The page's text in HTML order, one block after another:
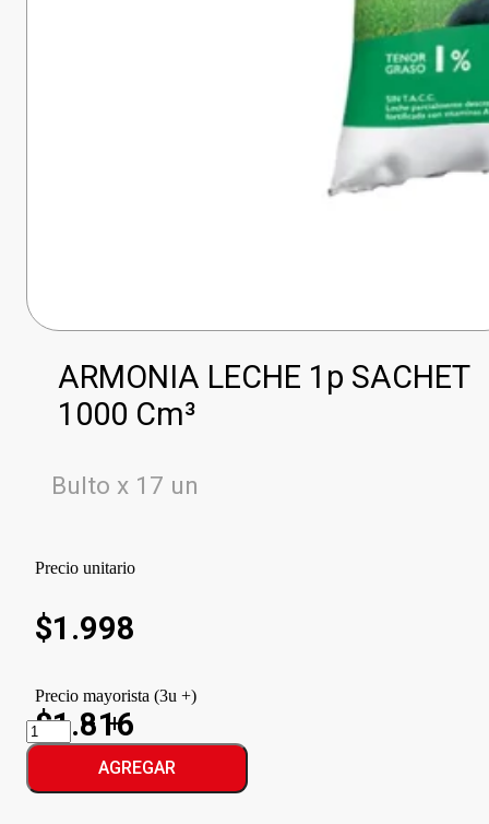
ARMONIA LECHE 1p SACHET
1000 Cm³
Bulto x 17 un
Precio unitario
$1.998
Precio mayorista (3u +)
$1.816
ARMONIA
LECHE
1p
cantidad
AGREGAR